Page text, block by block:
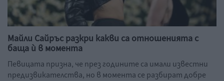
Майли Сайръс разкри какви са отношенията с
баща ѝ в момента
Певицата призна, че през годините са имали известни
предизвикателства, но в момента се разбират добре